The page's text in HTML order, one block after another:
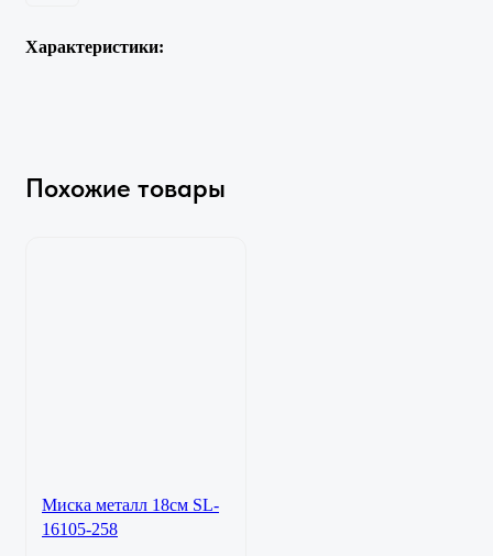
Характеристики:
Похожие товары
Миска металл 18см SL-
16105-258